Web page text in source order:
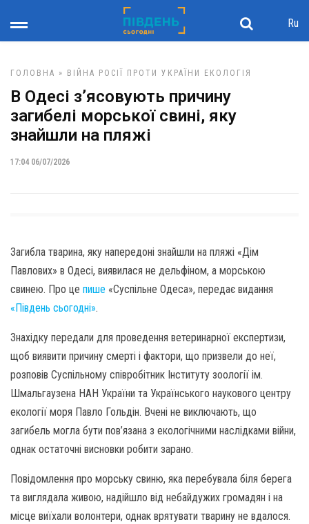
Ru
ГОЛОВНА » ВІЙНА РОСІЇ ПРОТИ УКРАЇНИ ЕКОЛОГІЯ
В Одесі зʼясовують причину
загибелі морської свині, яку
знайшли на пляжі
17:04 06/07/2026
Загибла тварина, яку напередоні знайшли на пляжі «Дім
Павлових» в Одесі, виявилася не дельфіном, а морською
свинею. Про це пише «Суспільне Одеса», передає видання
«Південь сьогодні».
Знахідку передали для проведення ветеринарної експертизи,
щоб виявити причину смерті і фактори, що призвели до неї,
розповів Суспільному співробітник Інституту зоології ім.
Шмальгаузена НАН України та Українського наукового центру
екології моря Павло Гольдін. Вчені не виключають, що
загибель могла бути пов’язана з екологічними наслідками війни,
однак остаточні висновки робити зарано.
Повідомлення про морську свиню, яка перебувала біля берега
та виглядала живою, надійшло від небайдужих громадян і на
місце виїхали волонтери, однак врятувати тварину не вдалося.